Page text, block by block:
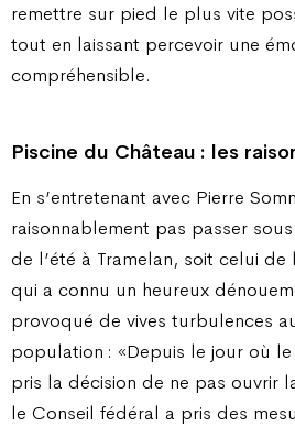
remettre sur pied le plus vite
tout en laissant percevoir une
compréhensible.
Piscine du Château : les
En s’entretenant avec Pierre
raisonnablement pas passer
de l’été à Tramelan, soit celui
qui a connu un heureux
provoqué de vives turbulences
population : «Depuis le jour où
pris la décision de ne pas ouvrir
le Conseil fédéral a pris des